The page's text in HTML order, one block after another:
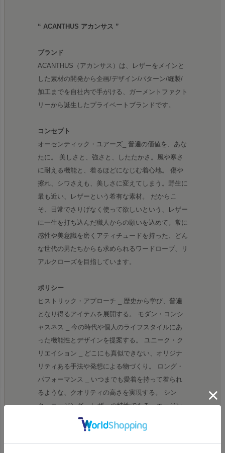
“ ACANTHUS アカンサス ”
ブランド
ACANTHUS（アカンサス）は、レザーをメインと
した素材の開発から企画/デザイン/パターン/縫製/
加工までを自社内で手がける、ガーメントファクト
リーから誕生したプライベートブランドです。
コンセプト
オーセンティック・ユアーズ_ 普遍の価値を、あな
たに。 美しさと、強さと、したたかさ。風や寒さ
に耐える機能と、着るほどになじむ着心地。 傷や
擦れ、シワさえも、美しさに変えてしまう。野生に
最も近い、レザーという希有な素材。 だからこ
そ、日常でさりげなく使って欲しいという、レザー
に一生を打ち込んだ職人からの願いを込めて。常に
感性や美意識を磨くアティチュードを持った、どん
な世代の男たちからも求められるワードローブ、リ
アルクローズを目指しています。
ポリシー
ヒストリック・アプローチ _ 歴史から学び、普遍
となり得るアイテムを展開する。 モダン・コンシ
ャスネス _ 今の時代や個人のライフスタイルにあ
った機能性とデザインを提案する。 ユニーク・ク
リエイション _ どこにも真似できない、オリジナ
リティある手法や発想による物づくり。 ロング・
パフォーマンス _ いつまでも愛着を持って着られ
るような、クオリティの高さを実現する。 シン
ク・エージング _ レザーの特性である、エージン
グを生かした風合いを意識する。
レザーへのこだわり